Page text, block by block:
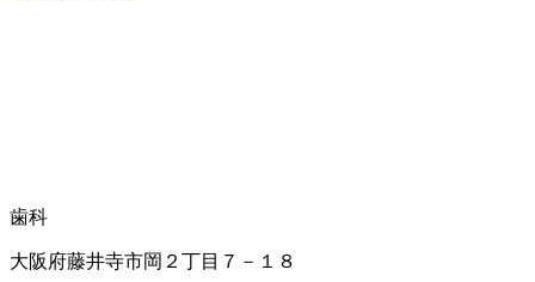
歯科
大阪府藤井寺市岡２丁目７－１８